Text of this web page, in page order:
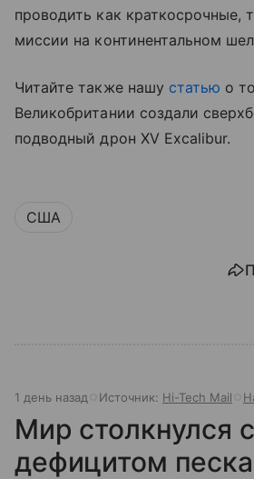
проводить как краткосрочные,
миссии на континентальном
Читайте также нашу статью о
Великобритании создали
подводный дрон XV Excalibur.
США
1 день назад Источник: Hi-Tech Mail
Мир столкнулся с
дефицитом песка